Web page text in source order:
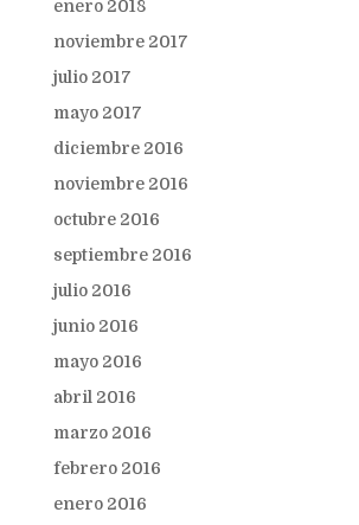
enero 2018
noviembre 2017
julio 2017
mayo 2017
diciembre 2016
noviembre 2016
octubre 2016
septiembre 2016
julio 2016
junio 2016
mayo 2016
abril 2016
marzo 2016
febrero 2016
enero 2016